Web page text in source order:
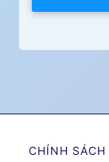
CHÍNH